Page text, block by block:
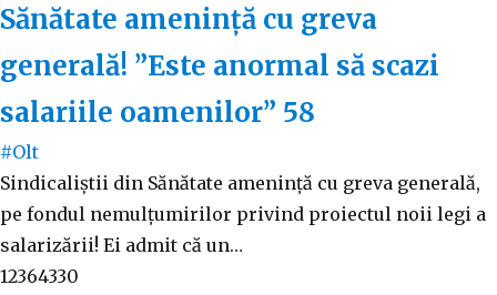
Sănătate amenință cu greva
generală! ”Este anormal să scazi
salariile oamenilor” 58
#Olt
Sindicaliștii din Sănătate amenință cu greva generală,
pe fondul nemulțumirilor privind proiectul noii legi a
salarizării! Ei admit că un…
12364330